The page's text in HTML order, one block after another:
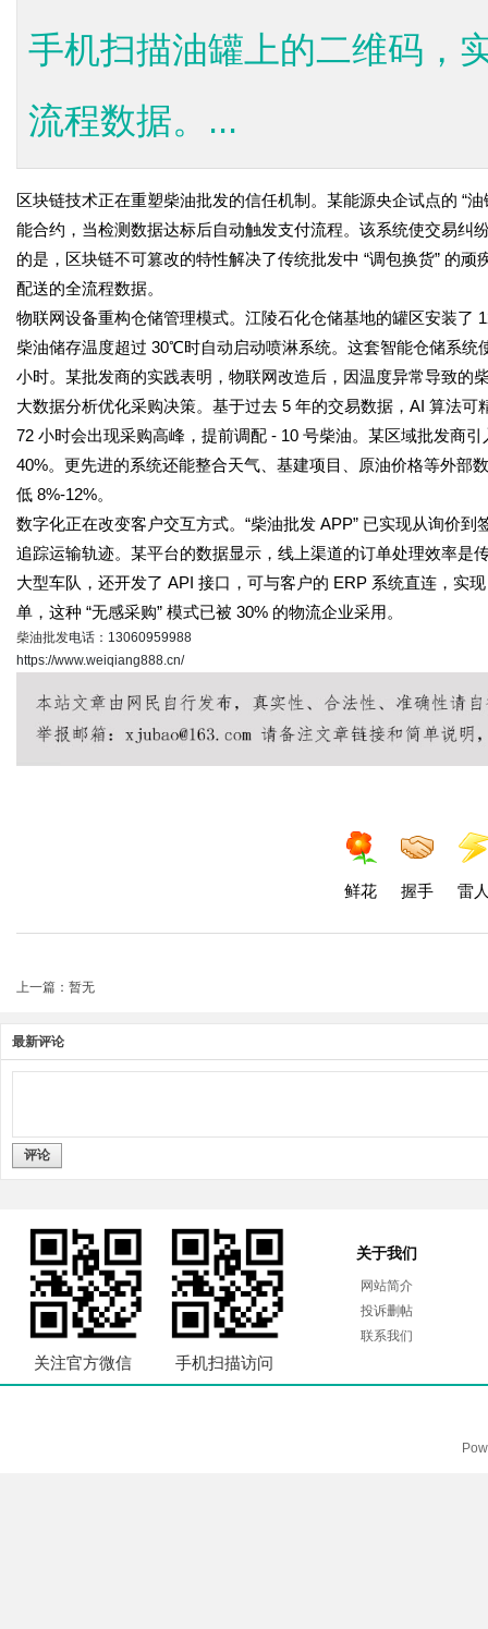
手机扫描油罐上的二维码，
流程数据。...
区块链技术正在重塑柴油批发的信任机制。某能源央企试点的 “
能合约，当检测数据达标后自动触发支付流程。该系统使交易纠
的是，区块链不可篡改的特性解决了传统批发中 “调包换货” 的
配送的全流程数据。
物联网设备重构仓储管理模式。江陵石化仓储基地的罐区安装了
柴油储存温度超过 30℃时自动启动喷淋系统。这套智能仓储系统
小时。某批发商的实践表明，物联网改造后，因温度异常导致的
大数据分析优化采购决策。基于过去 5 年的交易数据，AI 算法
72 小时会出现采购高峰，提前调配 - 10 号柴油。某区域批发商
40%。更先进的系统还能整合天气、基建项目、原油价格等外部
低 8%-12%。
数字化正在改变客户交互方式。“柴油批发 APP” 已实现从询价
追踪运输轨迹。某平台的数据显示，线上渠道的订单处理效率是
大型车队，还开发了 API 接口，可与客户的 ERP 系统直连，
单，这种 “无感采购” 模式已被 30% 的物流企业采用。
柴油批发电话：13060959988
https://www.weiqiang888.cn/
鲜花 握手 雷
上一篇：暂无
最新评论
评论
关注官方微信 手机扫描访问
关于我们
网站简介
投诉删帖
联系我们